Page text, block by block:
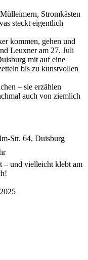
Stromkästen
steckt eigentlich
kommen, gehen und
Leuxner am 27. Juli
mit auf eine
bis zu kunstvollen
– sie erzählen
auch von ziemlich
Str. 64, Duisburg
– und vielleicht klebt am